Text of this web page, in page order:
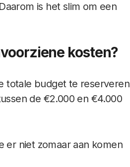
is het slim om een
kosten?
totale budget te reserveren
de €2.000 en €4.000
er niet zomaar aan komen